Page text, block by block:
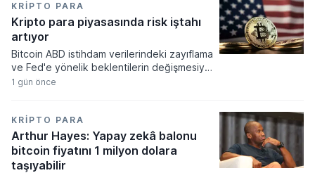
KRIPTO PARA
Kripto para piyasasında risk iştahı
artıyor
Bitcoin ABD istihdam verilerindeki zayıflama
ve Fed'e yönelik beklentilerin değişmesiyle
haftayı yükselişle kapattı. Kripto para
açıklanacak enflasyon rakamlarına ve
küresel gelişmelere çevrildi.
1 gün önce
KRIPTO PARA
Arthur Hayes: Yapay zekâ balonu
bitcoin fiyatını 1 milyon dolara
taşıyabilir